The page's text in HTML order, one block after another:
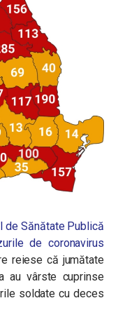
de Sănătate Publică
de coronavirus
reiese că jumătate
au vârste cuprinse
soldate cu deces